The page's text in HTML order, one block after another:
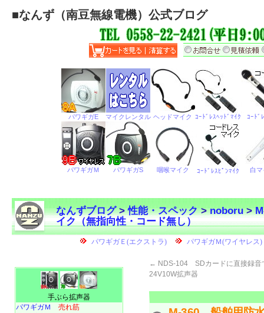
■なんず（南豆無線電機）公式ブログ
なんずブログ>性能・スペック>noboru>
イク（無指向性・コード無し）
← NDS-104 SDカードに直接録音
24V10W拡声器
手ぶら拡声器
パワギガＭ 売れ筋